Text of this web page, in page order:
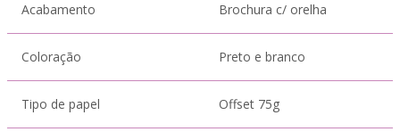
Acabamento Brochura c/ orelha
Coloração Preto e branco
Tipo de papel Offset 75g